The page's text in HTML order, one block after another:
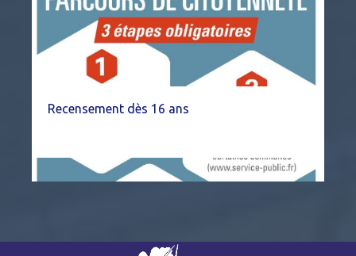
Recensement dès 16 ans